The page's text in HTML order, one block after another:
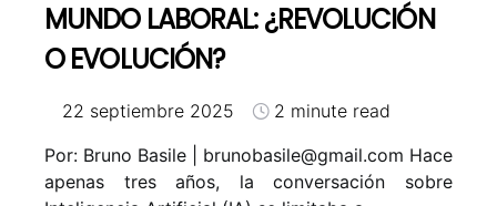
MUNDO LABORAL: ¿REVOLUCIÓN
O EVOLUCIÓN?
22 septiembre 2025
2 minute read
Por: Bruno Basile | brunobasile@gmail.com Hace
apenas tres años, la conversación sobre